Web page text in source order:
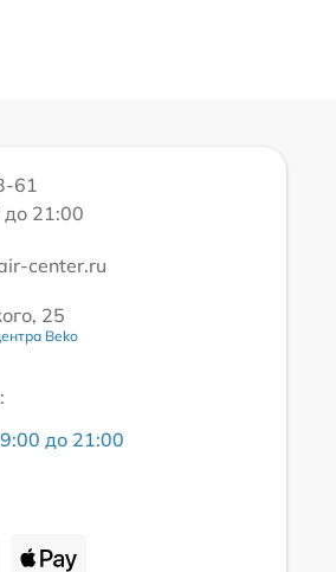
61
21:00
center.ru
25
Beko
до 21:00